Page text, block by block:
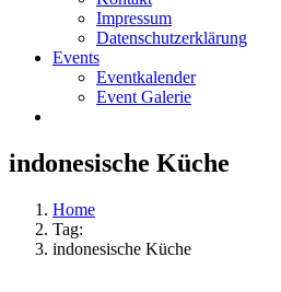
Impressum
Datenschutzerklärung
Events
Eventkalender
Event Galerie
indonesische Küche
Home
Tag:
indonesische Küche